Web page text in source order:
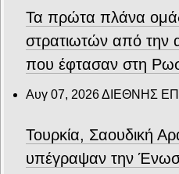
Τα πρώτα πλάνα
στρατιωτών από την
που έφτασαν στη
Αυγ 07, 2026ΔΙΕΘΝΗΣ
Τουρκία, Σαουδική
υπέγραψαν την